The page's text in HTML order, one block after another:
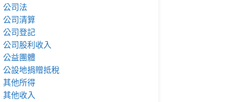
公司法
公司清算
公司登記
公司股利收入
公益團體
公設地捐贈抵稅
其他所得
其他收入